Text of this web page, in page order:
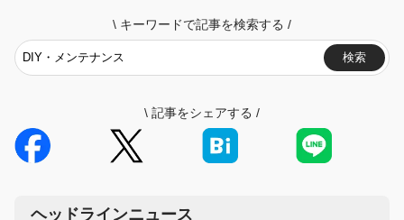
\ キーワードで記事を検索する /
検索
\ 記事をシェアする /
ヘッドラインニュース